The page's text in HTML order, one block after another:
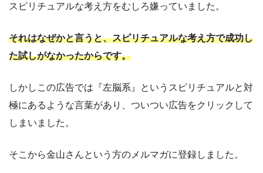
スピリチュアルな考え方をむしろ嫌っていました。
それはなぜかと言うと、スピリチュアルな考え方で成功し
た試しがなかったからです。
しかしこの広告では『左脳系』というスピリチュアルと対
極にあるような言葉があり、ついつい広告をクリックして
しまいました。
そこから金山さんという方のメルマガに登録しました。